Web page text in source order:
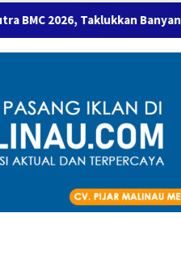
Banyan FC Lewat